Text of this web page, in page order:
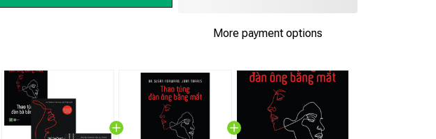
More payment options